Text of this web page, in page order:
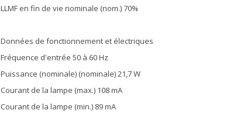
LLMF en fin de vie nominale (nom.) 70%
Données de fonctionnement et électriques
Fréquence d'entrée 50 à 60 Hz
Puissance (nominale) (nominale) 21,7 W
Courant de la lampe (max.) 108 mA
Courant de la lampe (min.) 89 mA